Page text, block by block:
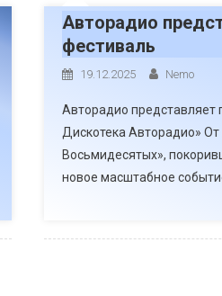
Авторадио
фестиваль
19.12.2025 Nemo
Авторадио
Дискотека Авторадио»
Восьмидесятых»,
новое масштабное